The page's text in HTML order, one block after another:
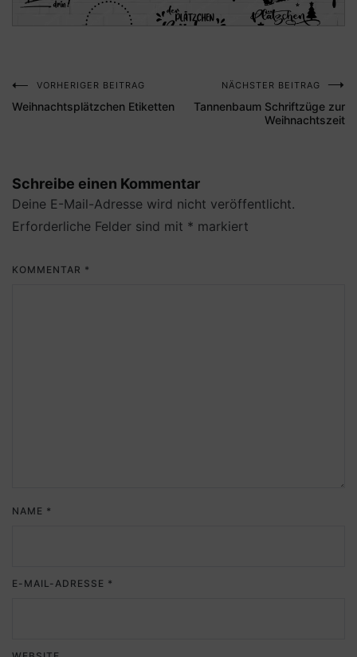
Beitragsnavigation
VORHERIGER BEITRAG
Weihnachtsplätzchen Etiketten
NÄCHSTER BEITRAG
Tannenbaum Schriftzüge zur
Weihnachtszeit
Schreibe einen Kommentar
Deine E-Mail-Adresse wird nicht veröffentlicht.
Erforderliche Felder sind mit * markiert
KOMMENTAR *
NAME *
E-MAIL-ADRESSE *